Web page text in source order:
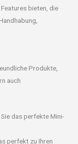
bieten, die
Produkte,
auch
das perfekte Mini-
perfekt zu Ihren